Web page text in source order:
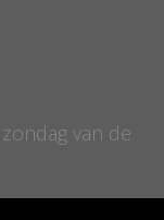
van de